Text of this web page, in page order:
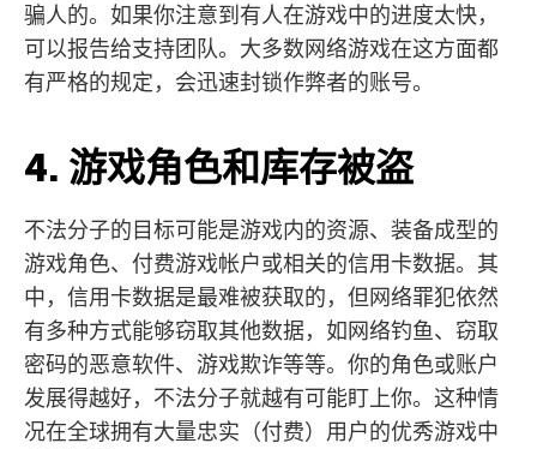
骗人的。如果你注意到有人在游戏中的进度太快，
可以报告给支持团队。大多数网络游戏在这方面都
有严格的规定，会迅速封锁作弊者的账号。
4. 游戏角色和库存被盗
不法分子的目标可能是游戏内的资源、装备成型的
游戏角色、付费游戏帐户或相关的信用卡数据。其
中，信用卡数据是最难被获取的，但网络罪犯依然
有多种方式能够窃取其他数据，如网络钓鱼、窃取
密码的恶意软件、游戏欺诈等等。你的角色或账户
发展得越好，不法分子就越有可能盯上你。这种情
况在全球拥有大量忠实（付费）用户的优秀游戏中